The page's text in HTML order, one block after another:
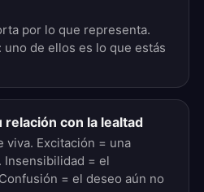
por lo que representa.
uno de ellos es lo que estás
relación con la lealtad
viva. Excitación = una
Insensibilidad = el
= el deseo aún no